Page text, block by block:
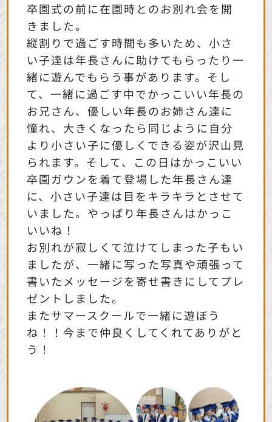
卒園式の前に在園時とのお別れ会を開
きました。
縦割りで過ごす時間も多いため、小さ
い子達は年長さんに助けてもらったり一
緒に遊んでもらう事があります。そし
て、一緒に過ごす中でかっこいい年長の
お兄さん、優しい年長のお姉さん達に
憧れ、大きくなったら同じように自分
より小さい子に優しくできる姿が沢山見
られます。そして、この日はかっこいい
卒園ガウンを着て登場した年長さん達
に、小さい子達は目をキラキラとさせて
いました。やっぱり年長さんはかっこ
いいね！
お別れが寂しくて泣けてしまった子もい
ましたが、一緒に写った写真や頑張って
書いたメッセージを寄せ書きにしてプレ
ゼントしました。
またサマースクールで一緒に遊ぼう
ね！！今まで仲良くしてくれてありがと
う！